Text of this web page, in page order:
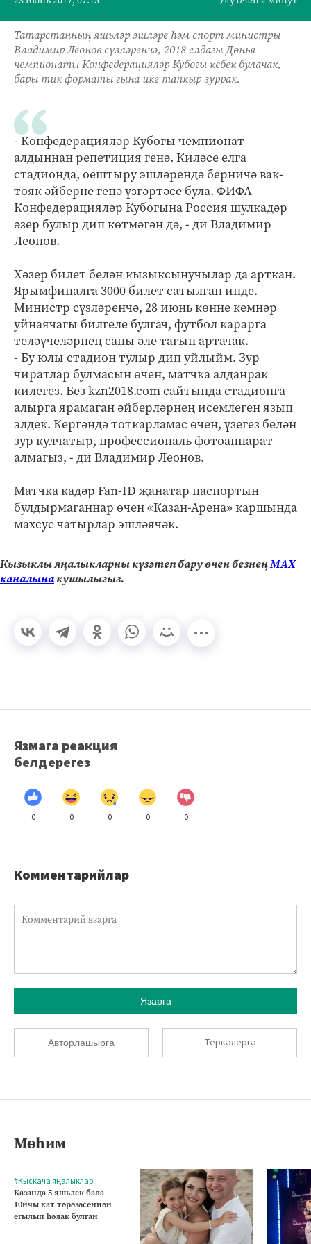
Татарстанның яшьләр эшләре һәм спорт министры
Владимир Леонов сүзләренчә, 2018 елдагы Дөнья
чемпионаты Конфедерацияләр Кубогы кебек булачак,
бары тик форматы гына ике тапкыр зуррак.
- Конфедерацияләр Кубогы чемпионат
алдыннан репетиция генә. Киләсе елга
стадионда, оештыру эшләрендә берничә вак-
төяк әйберне генә үзгәртәсе була. ФИФА
Конфедерацияләр Кубогына Россия шулкадәр
әзер булыр дип көтмәгән дә, - ди Владимир
Леонов.
Хәзер билет белән кызыксынучылар да арткан.
Ярымфиналга 3000 билет сатылган инде.
Министр сүзләренчә, 28 июнь көнне кемнәр
уйнаячагы билгеле булгач, футбол карарга
теләүчеләрнең саны әле тагын артачак.
- Бу юлы стадион тулыр дип уйлыйм. Зур
чиратлар булмасын өчен, матчка алданрак
килегез. Без kzn2018.com сайтында стадионга
алырга ярамаган әйберләрнең исемлеген язып
элдек. Кергәндә тоткарламас өчен, үзегез белән
зур кулчатыр, профессиональ фотоаппарат
алмагыз, - ди Владимир Леонов.
Матчка кадәр Fan-ID җанатар паспортын
булдырмаганнар өчен «Казан-Арена» каршында
махсус чатырлар эшләячәк.
Кызыклы яңалыкларны күзәтеп бару өчен безнеңМАХ
каналынакушылыгыз.
Язмага реакция
белдерегез
0 0 0 0 0
Комментарийлар
Язарга
Авторлашырга Теркәлергә
Мөһим
#Кыскача яңалыклар
Казанда 5 яшьлек бала
10нчы кат тәрәзәсеннән
егылып һәлак булган